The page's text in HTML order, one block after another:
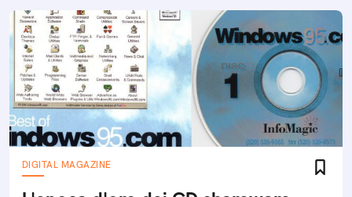
DIGITAL MAGAZINE